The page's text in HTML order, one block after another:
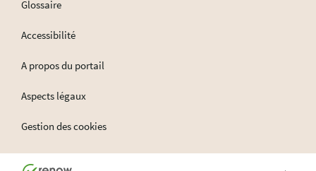
Glossaire
Accessibilité
A propos du portail
Aspects légaux
Gestion des cookies